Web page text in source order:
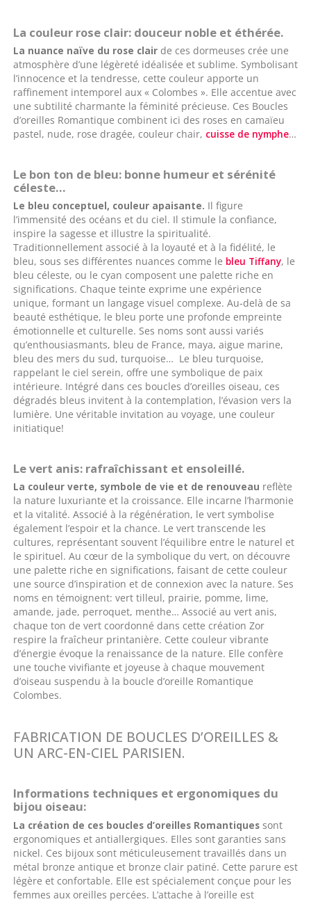
La couleur rose clair: douceur noble et éthérée.
La nuance naïve du rose clairde ces dormeuses crée une
atmosphère d’une légèreté idéalisée et sublime. Symbolisant
l’innocence et la tendresse, cette couleur apporte un
raffinement intemporel aux « Colombes ». Elle accentue avec
une subtilité charmante la féminité précieuse. Ces Boucles
d’oreilles Romantique combinent ici des roses en camaïeu
pastel, nude, rose dragée, couleur chair, cuisse de nymphe…
Le bon ton de bleu: bonne humeur et sérénité
céleste…
Le bleu conceptuel, couleur apaisante. Il figure
l’immensité des océans et du ciel. Il stimule la confiance,
inspire la sagesse et illustre la spiritualité.
Traditionnellement associé à la loyauté et à la fidélité, le
bleu, sous ses différentes nuances comme le bleu Tiffany, le
bleu céleste, ou le cyan composent une palette riche en
significations. Chaque teinte exprime une expérience
unique, formant un langage visuel complexe. Au-delà de sa
beauté esthétique, le bleu porte une profonde empreinte
émotionnelle et culturelle. Ses noms sont aussi variés
qu’enthousiasmants, bleu de France, maya, aigue marine,
bleu des mers du sud, turquoise… Le bleu turquoise,
rappelant le ciel serein, offre une symbolique de paix
intérieure. Intégré dans ces boucles d’oreilles oiseau, ces
dégradés bleus invitent à la contemplation, l’évasion vers la
lumière. Une véritable invitation au voyage, une couleur
initiatique!
Le vert anis: rafraîchissant et ensoleillé.
La couleur verte, symbole de vie et de renouveau reflète
la nature luxuriante et la croissance. Elle incarne l’harmonie
et la vitalité. Associé à la régénération, le vert symbolise
également l’espoir et la chance. Le vert transcende les
cultures, représentant souvent l’équilibre entre le naturel et
le spirituel. Au cœur de la symbolique du vert, on découvre
une palette riche en significations, faisant de cette couleur
une source d’inspiration et de connexion avec la nature. Ses
noms en témoignent: vert tilleul, prairie, pomme, lime,
amande, jade, perroquet, menthe… Associé au vert anis,
chaque ton de vert coordonné dans cette création Zor
respire la fraîcheur printanière. Cette couleur vibrante
d’énergie évoque la renaissance de la nature. Elle confère
une touche vivifiante et joyeuse à chaque mouvement
d’oiseau suspendu à la boucle d’oreille Romantique
Colombes.
FABRICATION DE BOUCLES D’OREILLES &
UN ARC-EN-CIEL PARISIEN.
Informations techniques et ergonomiques du
bijou oiseau:
La création de ces boucles d’oreilles Romantiquessont
ergonomiques et antiallergiques. Elles sont garanties sans
nickel. Ces bijoux sont méticuleusement travaillés dans un
métal bronze antique et bronze clair patiné. Cette parure est
légère et confortable. Elle est spécialement conçue pour les
femmes aux oreilles percées. L’attache à l’oreille est